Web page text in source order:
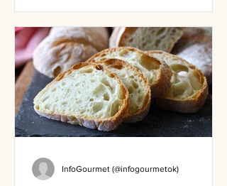
InfoGourmet (@infogourmetok)